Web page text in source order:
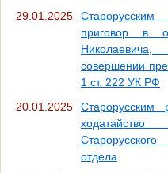
29.01.2025
приговор в
совершении
1 ст. 222 УК РФ
20.01.2025
Старорусским
отдела